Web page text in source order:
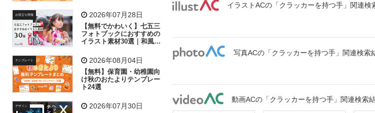
子供 作業員 葉 相談 ピクトグラム
お役立ち情報 2026年07月28日
【無料でかわいく】七五三
フォトブックにおすすめの
イラスト素材30選｜和風の
テンプレート 2026年08月04日
【無料】保育園・幼稚園向
け秋のおたよりテンプレー
ト24選
デザイン 2026年07月30日
イラストACの「クラッカーを持つ手」関連検
写真ACの「クラッカーを持つ手」関連検索
動画ACの「クラッカーを持つ手」関連検索